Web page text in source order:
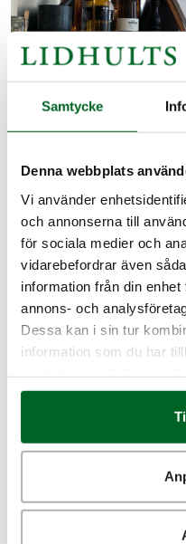
Samtycke
Denna webbplats
Vi använder
och annonserna till
för sociala medier och
vidarebefordrar även
information från din
annons- och
Dessa kan i sin tur
information som du har